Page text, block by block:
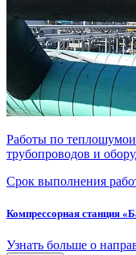
Работы по
трубопроводов и
Срок выполнения
Компрессорная станция
Узнать больше о